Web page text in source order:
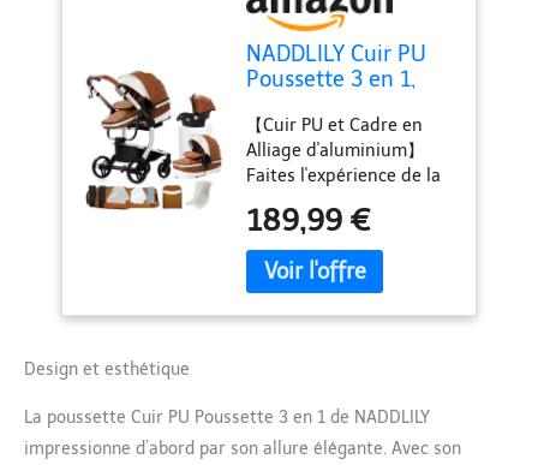
NADDLILY Cuir PU
Poussette 3 en 1,
Conception Portable
Pliable en Un Clic,
Pousette 3 en 1 avec
Poussée Réversible
Bidirectionnelle,
Poussette Canne
avec Accessoires
【Cuir PU et Cadre en
Alliage d'aluminium】
Faites l'expérience de la
avec le matériau en cuir
PU imperméable et
antisalissure de notre
matériau respectueux de
un environnement
hygiénique et
189,99 €
Design et esthétique
La poussette Cuir PU Poussette 3 en 1 de NADDLILY
impressionne d’abord par son allure élégante. Avec son